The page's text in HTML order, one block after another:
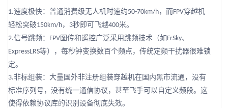
1.速度极快：普通消费级无人机时速约50-70km/h，而FPV穿越机
轻松突破150km/h， 3秒即可飞越400米。
2.信号跳频： FPV图传和遥控广泛采用跳频技术（如 FrSky、
ExpressLRS等），每秒钟变换数百个频点，传统定频干扰器很难锁
定。
3.非标组装：大量国外非注册组装穿越机在国内黑市流通，没有
标准序列号，没有统一通信协议，甚至飞手可以自定义频段。这
使得依赖协议库的识别设备彻底失效。